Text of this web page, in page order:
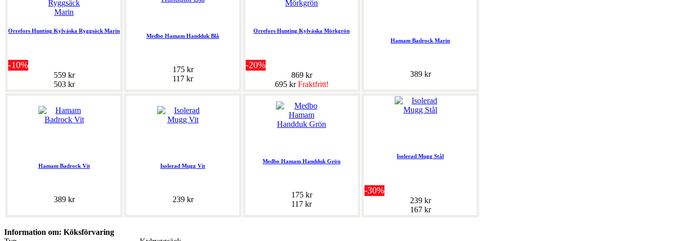
Orrefors Hunting Kylväska Ryggsäck Marin
-10%
559 kr
503 kr
Medbo Hamam Handduk Blå
175 kr
117 kr
Orrefors Hunting Kylväska Mörkgrön
-20%
869 kr
695 krFraktfritt!
Hamam Badrock Marin
389 kr
Hamam Badrock Vit
389 kr
Isolerad Mugg Vit
239 kr
Medbo Hamam Handduk Grön
175 kr
117 kr
Isolerad Mugg Stål
-30%
239 kr
167 kr
Information om: Köksförvaring